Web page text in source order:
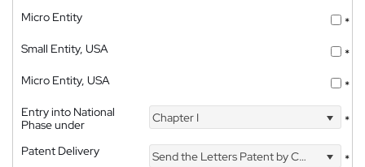
Micro Entity
*
Small Entity, USA
*
Micro Entity, USA
*
Entry into National
Phase under
Chapter I *
Patent Delivery Send the Letters Patent by Courier
*